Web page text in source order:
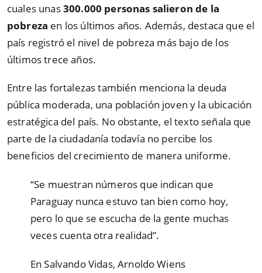
cuales unas300.000 personas salieron de la
pobreza en los últimos años. Además, destaca que el
país registró el nivel de pobreza más bajo de los
últimos trece años.
Entre las fortalezas también menciona la deuda
pública moderada, una población joven y la ubicación
estratégica del país. No obstante, el texto señala que
parte de la ciudadanía todavía no percibe los
beneficios del crecimiento de manera uniforme.
“Se muestran números que indican que
Paraguay nunca estuvo tan bien como hoy,
pero lo que se escucha de la gente muchas
veces cuenta otra realidad”.
En Salvando Vidas, Arnoldo Wiens